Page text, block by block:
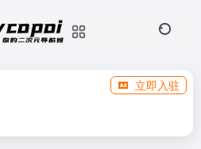
立即入驻